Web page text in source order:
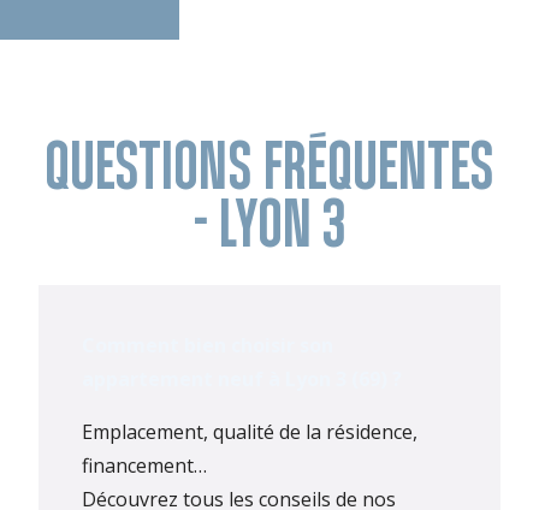
QUESTIONS FRÉQUENTES
- LYON 3
Emplacement, qualité de la résidence,
financement…
Découvrez tous les conseils de nos